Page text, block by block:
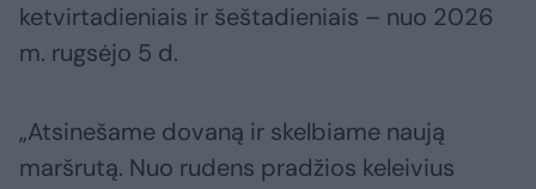
ketvirtadieniais ir šeštadieniais – nuo 2026
m. rugsėjo 5 d.
„Atsinešame dovaną ir skelbiame naują
maršrutą. Nuo rudens pradžios keleivius